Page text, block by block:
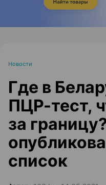
Новости
Где в
ПЦР-тест,
за
список